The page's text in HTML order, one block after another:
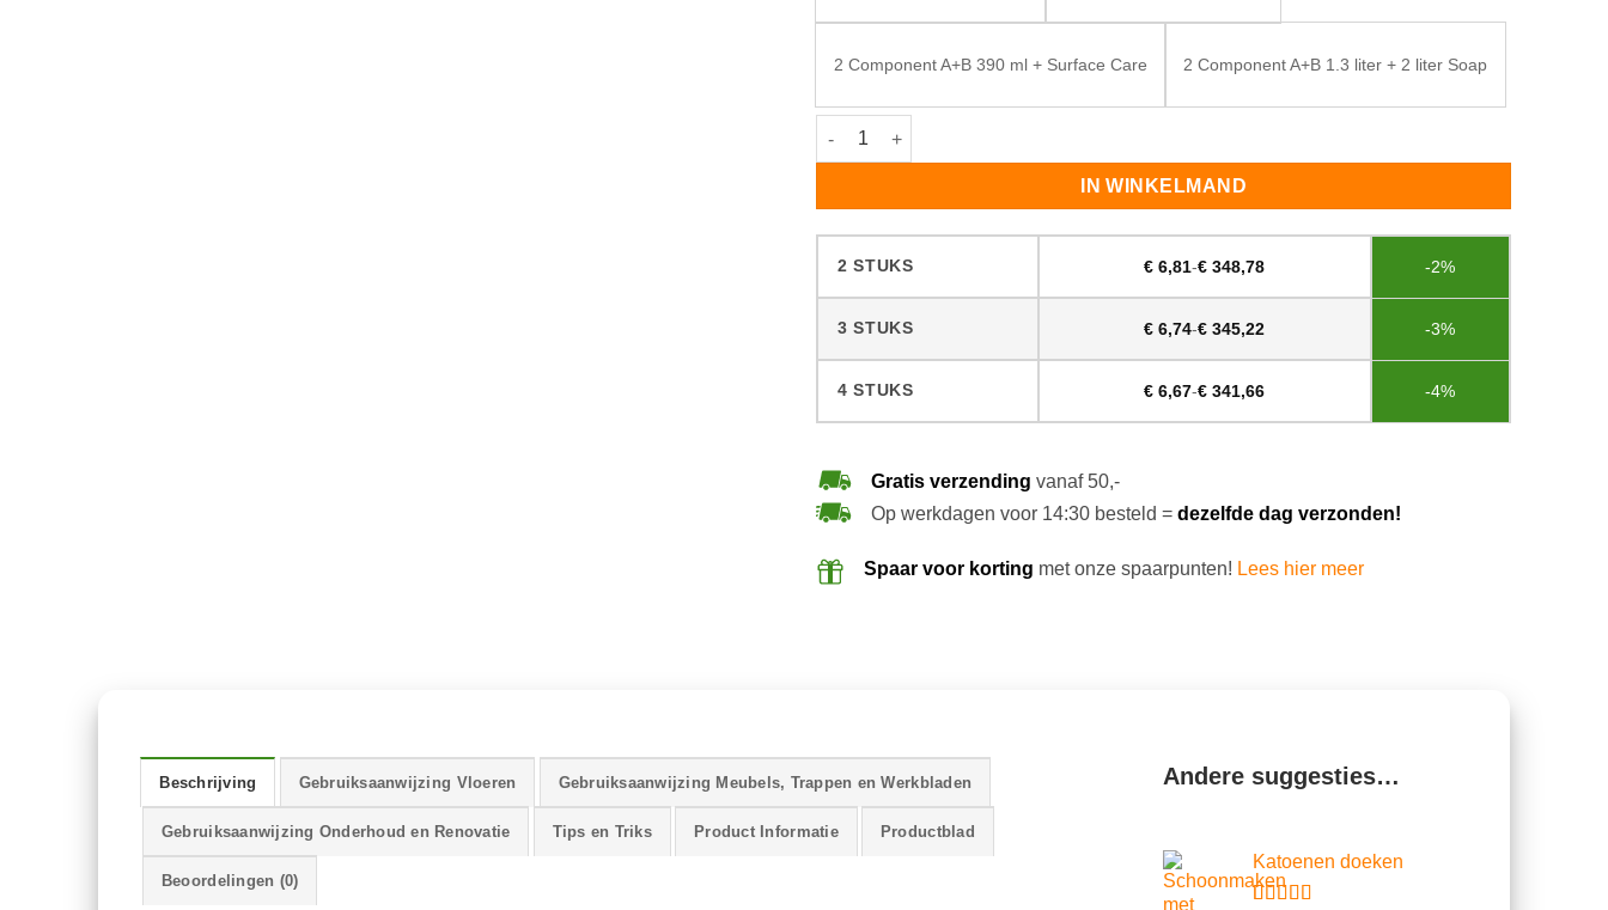
2 Component A+B 390 ml + Surface Care 2 Component A+B 1.3 liter + 2 liter Soap
Rubio Monocoat Oil Plus Mahogany aantal
IN WINKELMAND
2 STUKS € 6,81-€ 348,78 -2%
3 STUKS € 6,74-€ 345,22 -3%
4 STUKS € 6,67-€ 341,66 -4%
Gratis verzending vanaf 50,-
Op werkdagen voor 14:30 besteld = dezelfde dag verzonden!
Spaar voor korting met onze spaarpunten! Lees hier meer
Beschrijving Gebruiksaanwijzing Vloeren Gebruiksaanwijzing Meubels, Trappen en Werkbladen
Gebruiksaanwijzing Onderhoud en Renovatie Tips en Triks Product Informatie Productblad
Beoordelingen (0)
Andere suggesties…
Katoenen doeken